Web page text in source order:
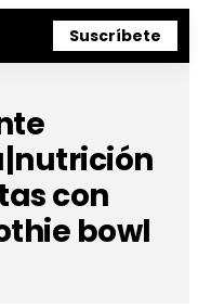
Suscríbete
con
bowl